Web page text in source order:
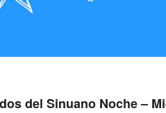
del Sinuano Noche –